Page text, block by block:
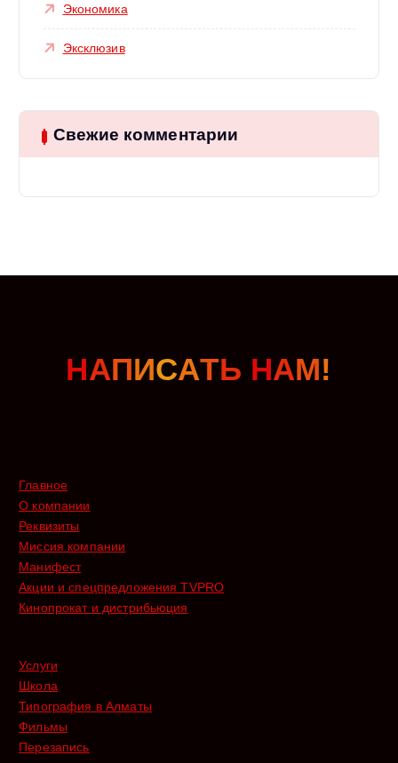
Экономика
Эксклюзив
Свежие комментарии
НАПИСАТЬ НАМ!
Главное
О компании
Реквизиты
Миссия компании
Манифест
Акции и спецпредложения TVPRO
Кинопрокат и дистрибьюция
Услуги
Школа
Типография в Алматы
Фильмы
Перезапись